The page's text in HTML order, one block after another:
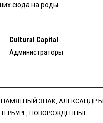
сюда на роды.
Cultural Capital
Администраторы
ПАМЯТНЫЙ ЗНАК, АЛЕКСАНДР
, НОВОРОЖДЕННЫЕ